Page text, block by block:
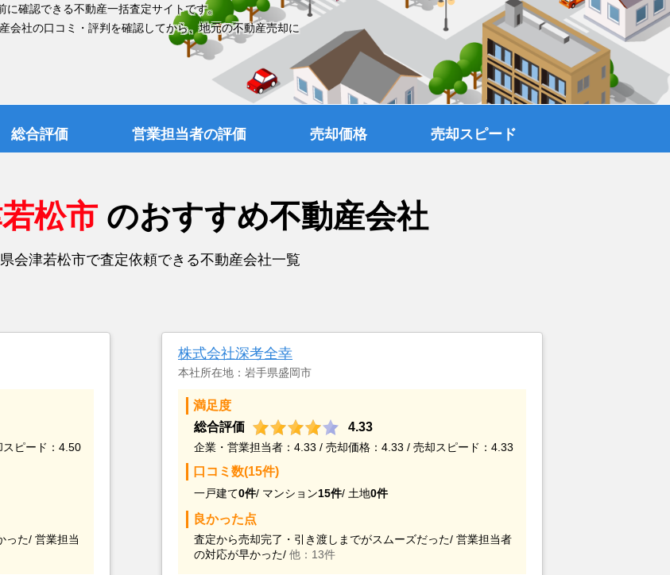
に確認できる不動産一括査定サイトです。
会社の口コミ・評判を確認してから、地元の不動産売却に
総合評価 営業担当者の評価 売却価格 売却スピード
松市 のおすすめ不動産会社
会津若松市で査定依頼できる不動産会社一覧
ピード：4.50
った/ 営業担当
株式会社深考全幸
本社所在地：岩手県盛岡市
満足度
総合評価
4.33
企業・営業担当者：4.33 / 売却価格：4.33 / 売却スピード：4.33
口コミ数(15件)
一戸建て0件/ マンション15件/ 土地0件
良かった点
査定から売却完了・引き渡しまでがスムーズだった/ 営業担当者
の対応が早かった/ 他：13件